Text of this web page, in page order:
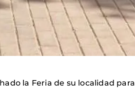
la Feria de su localidad para